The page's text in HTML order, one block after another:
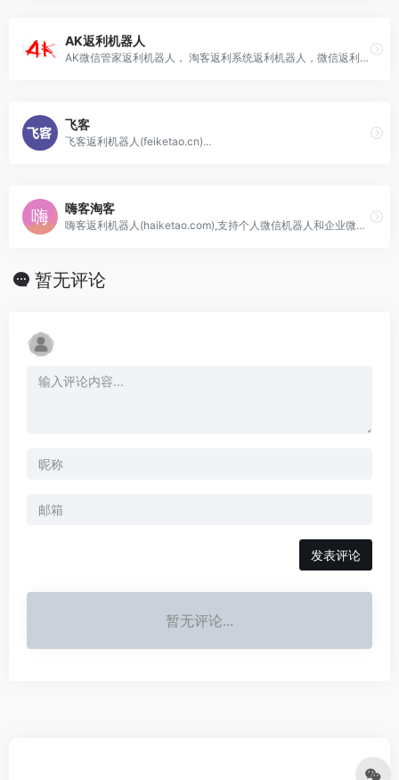
AK返利机器人
AK微信管家返利机器人， 淘客返利系统返利机器人，微信返利机器人，返利机器人，安娜尔返利机器人，速推客返利系统，速推客淘客系统
飞客
飞客返利机器人(feiketao.cn)...
嗨客淘客
嗨客返利机器人(haiketao.com),支持个人微信机器人和企业微信机器人,支持京东返利机器人,拼多多返利机器人,淘宝返利机器人！
暂无评论
发表评论
暂无评论...